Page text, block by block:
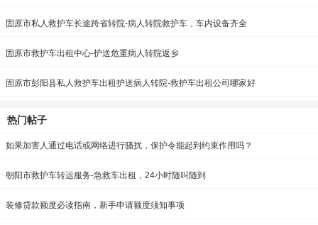
固原市私人救护车长途跨省转院-病人转院救护车，车内设备齐全
固原市救护车出租中心-护送危重病人转院返乡
固原市彭阳县私人救护车出租护送病人转院-救护车出租公司哪家好
热门帖子
如果加害人通过电话或网络进行骚扰，保护令能起到约束作用吗？
朝阳市救护车转运服务-急救车出租，24小时随叫随到
装修贷款额度必读指南，新手申请额度须知事项